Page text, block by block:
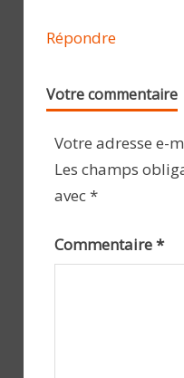
Répondre
Votre commentaire
Votre adresse e-
Les champs
avec*
Commentaire*